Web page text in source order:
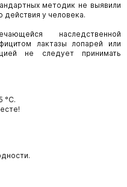
методик не выявили
действия у человека.
наследственной
лактазы лопарей или
не следует принимать
°С.